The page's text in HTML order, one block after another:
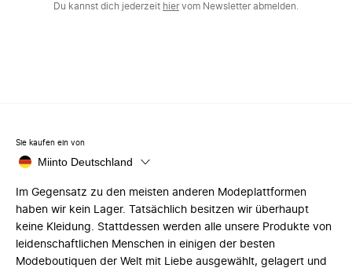
Du kannst dich jederzeit hiervom Newsletter abmelden.
Sie kaufen ein von
Miinto Deutschland
Im Gegensatz zu den meisten anderen Modeplattformen
haben wir kein Lager. Tatsächlich besitzen wir überhaupt
keine Kleidung. Stattdessen werden alle unsere Produkte von
leidenschaftlichen Menschen in einigen der besten
Modeboutiquen der Welt mit Liebe ausgewählt, gelagert und